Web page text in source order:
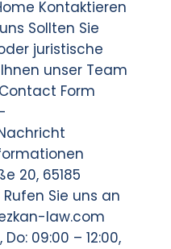
Kontaktieren
Sollten Sie
juristische
unser Team
Form
20, 65185
Sie uns an
law.com
09:00 – 12:00,